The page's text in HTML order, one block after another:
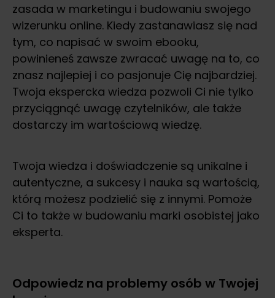
zasada w marketingu i budowaniu swojego
wizerunku online. Kiedy zastanawiasz się nad
tym, co napisać w swoim ebooku,
powinieneś zawsze zwracać uwagę na to, co
znasz najlepiej i co pasjonuje Cię najbardziej.
Twoja ekspercka wiedza pozwoli Ci nie tylko
przyciągnąć uwagę czytelników, ale także
dostarczy im wartościową wiedzę.
Twoja wiedza i doświadczenie są unikalne i
autentyczne, a sukcesy i nauka są wartością,
którą możesz podzielić się z innymi. Pomoże
Ci to także w budowaniu marki osobistej jako
eksperta.
Odpowiedz na problemy osób w Twojej